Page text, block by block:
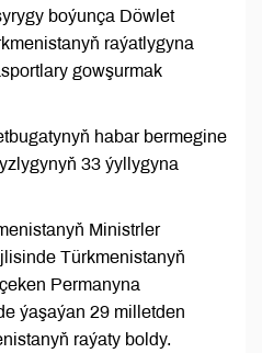
boýunça Döwlet
raýatlygyna
gowşurmak
habar bermegine
33 ýyllygyna
Ministrler
Türkmenistanyň
Permanyna
ýaşaýan 29 milletden
raýaty boldy.